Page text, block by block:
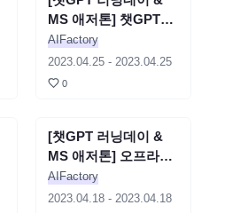
MS 애저톤] 챗GPT에
날개를 달아줄 랭체인!
3부 | ERP 연동 - 김
태영
AIFactory
2023.04.25- 2023.04.25
0
세미나 종료
[챗GPT 러닝데이 &
MS 애저톤] 오프라인
리테일 기업의
ChatGPT 실무 사용기
AIFactory
2023.04.18- 2023.04.18